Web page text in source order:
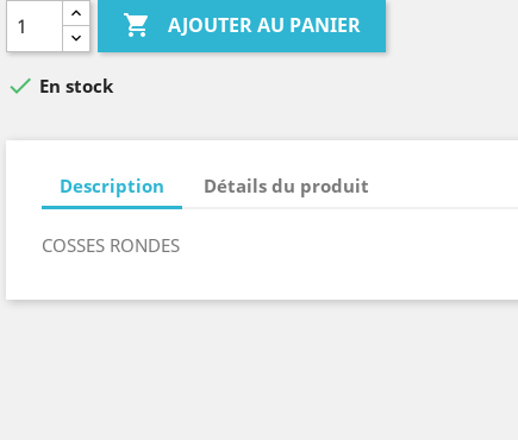
 AJOUTER AU PANIER
 En stock
Description Détails du produit
COSSES RONDES